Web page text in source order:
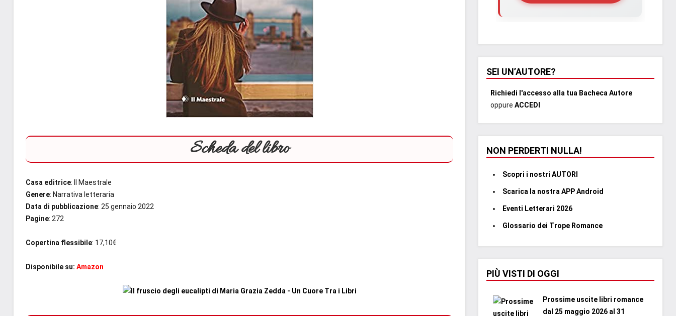
Scheda del libro
Casa editrice: Il Maestrale
Genere: Narrativa letteraria
Data di pubblicazione: 25 gennaio 2022
Pagine: 272
Copertina flessibile: 17,10€
Disponibile su: Amazon
SEI UN’AUTORE?
Richiedi l'accesso alla tua Bacheca Autore
oppure ACCEDI
NON PERDERTI NULLA!
Scopri i nostri AUTORI
Scarica la nostra APP Android
Eventi Letterari 2026
Glossario dei Trope Romance
PIÙ VISTI DI OGGI
Prossime uscite libri romance
dal 25 maggio 2026 al 31